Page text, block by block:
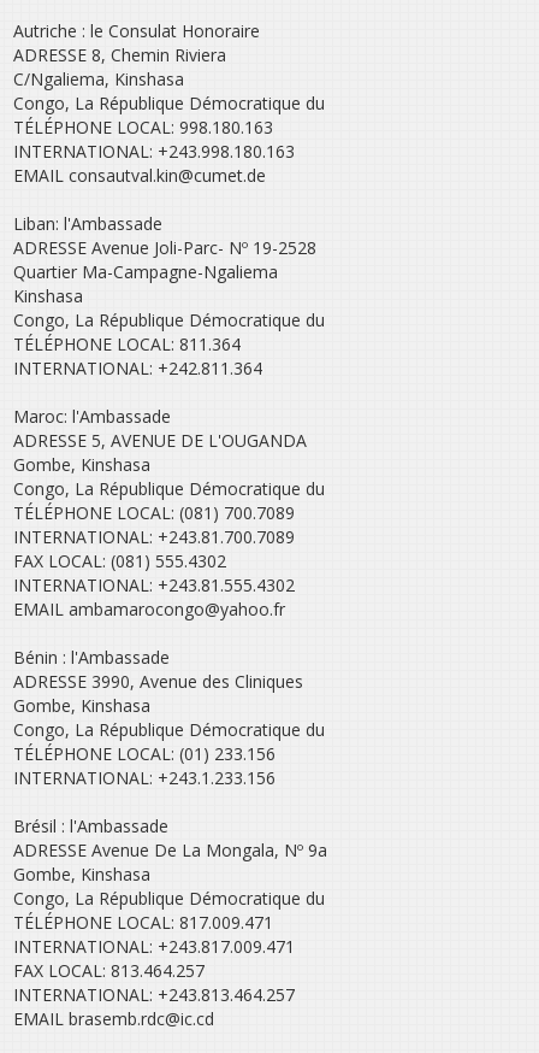
Autriche : le Consulat Honoraire
ADRESSE 8, Chemin Riviera
C/Ngaliema, Kinshasa
Congo, La République Démocratique du
TÉLÉPHONE LOCAL: 998.180.163
INTERNATIONAL: +243.998.180.163
EMAIL consautval.kin@cumet.de
Liban: l'Ambassade
ADRESSE Avenue Joli-Parc- Nº 19-2528
Quartier Ma-Campagne-Ngaliema
Kinshasa
Congo, La République Démocratique du
TÉLÉPHONE LOCAL: 811.364
INTERNATIONAL: +242.811.364
Maroc: l'Ambassade
ADRESSE 5, AVENUE DE L'OUGANDA
Gombe, Kinshasa
Congo, La République Démocratique du
TÉLÉPHONE LOCAL: (081) 700.7089
INTERNATIONAL: +243.81.700.7089
FAX LOCAL: (081) 555.4302
INTERNATIONAL: +243.81.555.4302
EMAIL ambamarocongo@yahoo.fr
Bénin : l'Ambassade
ADRESSE 3990, Avenue des Cliniques
Gombe, Kinshasa
Congo, La République Démocratique du
TÉLÉPHONE LOCAL: (01) 233.156
INTERNATIONAL: +243.1.233.156
Brésil : l'Ambassade
ADRESSE Avenue De La Mongala, Nº 9a
Gombe, Kinshasa
Congo, La République Démocratique du
TÉLÉPHONE LOCAL: 817.009.471
INTERNATIONAL: +243.817.009.471
FAX LOCAL: 813.464.257
INTERNATIONAL: +243.813.464.257
EMAIL brasemb.rdc@ic.cd